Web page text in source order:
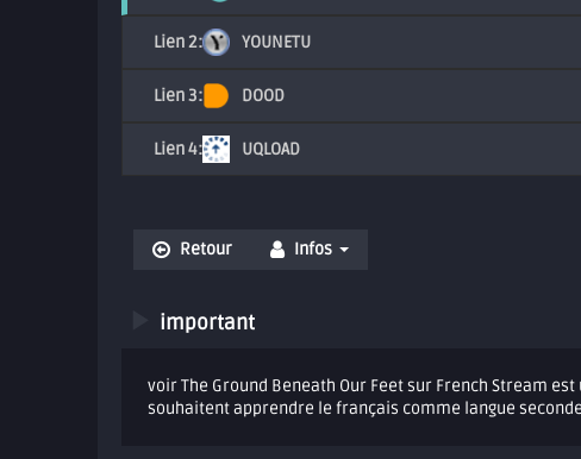
YOUNETU
DOOD
UQLOAD
Retour Infos
important
voir The Ground Beneath Our Feet sur French Stream
souhaitent apprendre le français comme langue